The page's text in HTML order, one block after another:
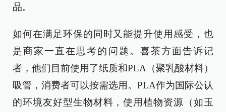
品。
如何在满足环保的同时又能提升使用感受，也
是商家一直在思考的问题。喜茶方面告诉记
者，他们目前使用了纸质和PLA（聚乳酸材料）
吸管，消费者可以按需选用。PLA作为国际公认
的环境友好型生物材料，使用植物资源（如玉